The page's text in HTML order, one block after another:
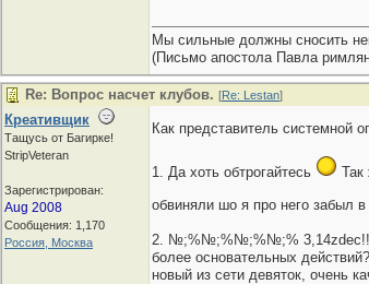
Мы сильные должны сносить
(Письмо апостола Павла
Re: Вопрос насчет клубов. [Re: Lestan]
Креативщик
Тащусь от Багирке!
StripVeteran
Зарегистрирован:
Aug 2008
Сообщения: 1,170
Россия, Москва
Как представитель системной
1. Да хоть обтрогайтесь
Так
обвиняли шо я про него забыл в
2. №;%№;%№;%№;% 3,14zdec!!!
более основательных
новый из сети девяток, очень